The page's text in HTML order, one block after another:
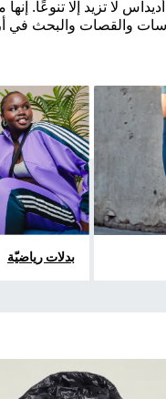
لا تزيد إلا تنوعًا.
والقصات والبحث في
بدلات رياضيّة